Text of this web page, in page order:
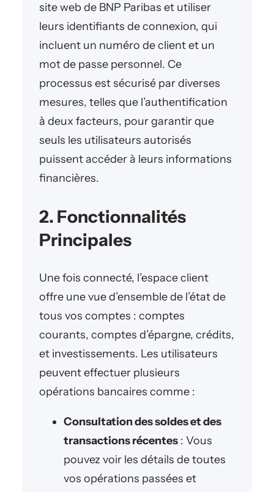
site web de BNP Paribas et utiliser
leurs identifiants de connexion, qui
incluent un numéro de client et un
mot de passe personnel. Ce
processus est sécurisé par diverses
mesures, telles que l’authentification
à deux facteurs, pour garantir que
seuls les utilisateurs autorisés
puissent accéder à leurs informations
financières.
2. Fonctionnalités
Principales
Une fois connecté, l’espace client
offre une vue d’ensemble de l’état de
tous vos comptes : comptes
courants, comptes d’épargne, crédits,
et investissements. Les utilisateurs
peuvent effectuer plusieurs
opérations bancaires comme :
Consultation des soldes et des
transactions récentes : Vous
pouvez voir les détails de toutes
vos opérations passées et